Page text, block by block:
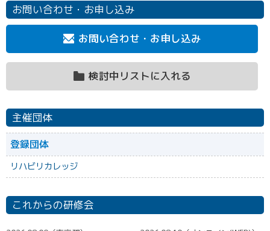
お問い合わせ・お申し込み
お問い合わせ・お申し込み
検討中リストに入れる
主催団体
登録団体
リハビリカレッジ
これからの研修会